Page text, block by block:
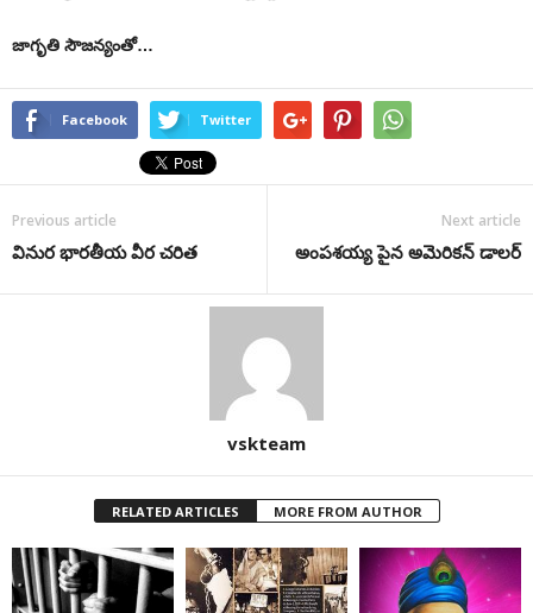
జాగృతి సౌజ‌న్యంతో…
Facebook Twitter
Previous article
వినుర భారతీయ వీర చరిత
Next article
అంపశయ్య పైన అమెరికన్ డాలర్‌
vskteam
RELATED ARTICLES MORE FROM AUTHOR